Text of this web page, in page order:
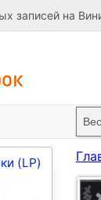
записей на
(LP)